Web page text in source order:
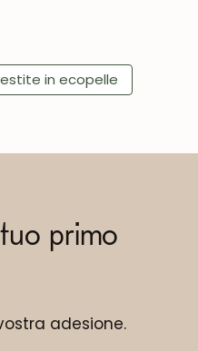
in ecopelle
primo
adesione.